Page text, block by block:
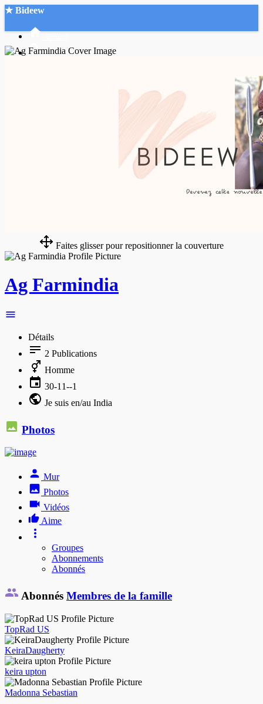
★ Bideew
Faites glisser pour repositionner la couverture
Ag Farmindia
Détails
2 Publications
Homme
30-11--1
Je suis en/au India
Photos
Mur
Photos
Vidéos
Aime
Groupes
Abonnements
Abonnés
Abonnés Membres de la famille
TopRad US
KeiraDaugherty
keira upton
Madonna Sebastian